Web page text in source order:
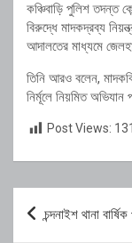
কঞ্চিবাড়ি পুলিশ তদন্ত
বিরুদ্ধে মাদকদ্রব্য
আদালতের মাধ্যমে
তিনি আরও বলেন,
নির্মূলে নিয়মিত অভিযান
Post Views: 131
Post
navigation
চন্দনাইশ থানা